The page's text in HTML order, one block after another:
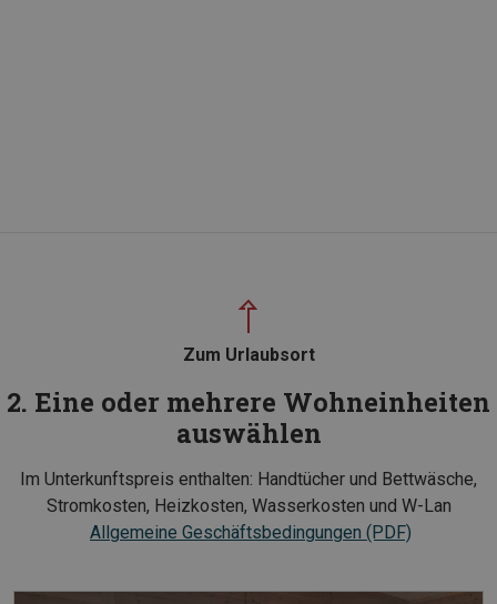
Zum Urlaubsort
2. Eine oder mehrere Wohneinheiten
auswählen
Im Unterkunftspreis enthalten: Handtücher und Bettwäsche,
Stromkosten, Heizkosten, Wasserkosten und W-Lan
Allgemeine Geschäftsbedingungen (PDF)